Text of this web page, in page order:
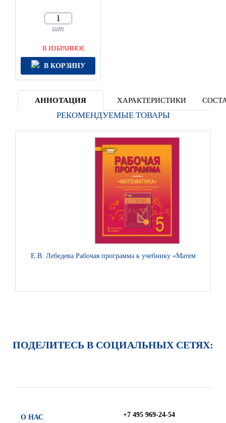
шт
В ИЗБРАННОЕ
В КОРЗИНУ
АННОТАЦИЯ ХАРАКТЕРИСТИКИ
РЕКОМЕНДУЕМЫЕ ТОВАРЫ
Е.В. Лебедева Рабочая программа к учебнику «Математика». 5
ПОДЕЛИТЕСЬ В СОЦИАЛЬНЫХ СЕТЯХ:
О НАС
+7 495 969-24-54